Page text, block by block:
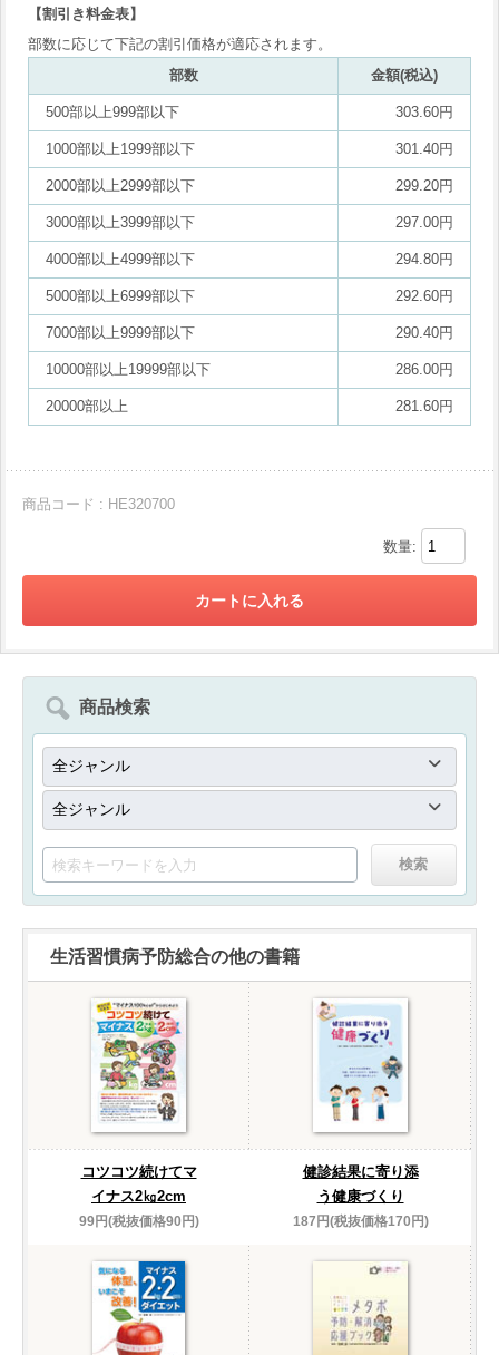
【割引き料金表】
部数に応じて下記の割引価格が適応されます。
部数
金額(税込)
500部以上999部以下 303.60円
1000部以上1999部以下 301.40円
2000部以上2999部以下 299.20円
3000部以上3999部以下 297.00円
4000部以上4999部以下 294.80円
5000部以上6999部以下 292.60円
7000部以上9999部以下 290.40円
10000部以上19999部以下 286.00円
20000部以上 281.60円
商品コード : HE320700
数量:
商品検索
生活習慣病予防総合の他の書籍
コツコツ続けてマ
イナス2㎏2cm
99円(税抜価格90円)
健診結果に寄り添
う健康づくり
187円(税抜価格170円)